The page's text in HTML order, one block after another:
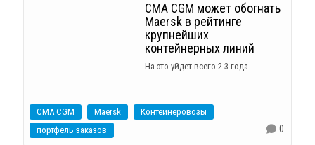
CMA CGM может обогнать
Maersk в рейтинге
крупнейших
контейнерных линий
На это уйдет всего 2-3 года
CMA CGM Maersk
Контейнеровозы
портфель заказов
0